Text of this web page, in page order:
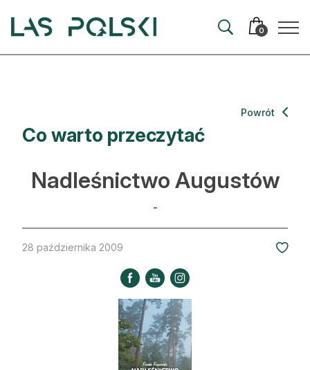
0
Artykuły
Hodowla lasu
Nowe technologie
Kultura i historia
Strefa eksperta
Co warto przeczytać
Powrót
Nadleśnictwo Augustów
-
28 października 2009